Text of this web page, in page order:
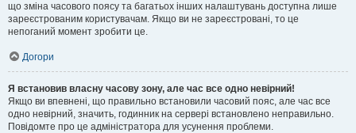
що зміна часового поясу та багатьох інших налаштувань доступна лише
зареєстрованим користувачам. Якщо ви не зареєстровані, то це
непоганий момент зробити це.
Догори
Я встановив власну часову зону, але час все одно невірний!
Якщо ви впевнені, що правильно встановили часовий пояс, але час все
одно невірний, значить, годинник на сервері встановлено неправильно.
Повідомте про це адміністратора для усунення проблеми.